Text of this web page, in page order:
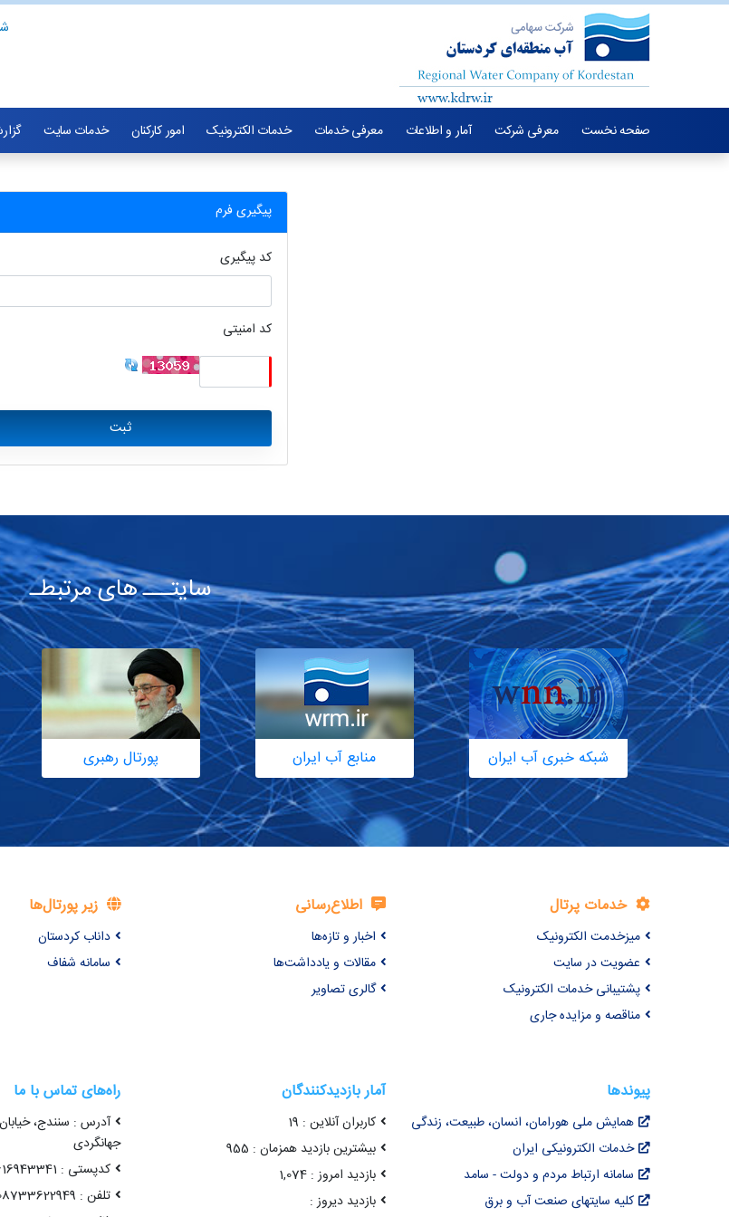
صفحه نخست معرفی شرکت آمار و اطلاعات معرفی خدمات خدمات الکترونیک امور کارکنان خدمات سایت
پیگیری فرم
کد پیگیری
کد امنیتی
ثبت
سایتـــ های مرتبطـ
شبکه خبری آب ایران منابع آب ایران پورتال رهبری
خدمات پرتال
میزخدمت الکترونیک
عضویت در سایت
پشتیبانی خدمات الکترونیک
مناقصه و مزایده جاری
اطلاع‌رسانی
اخبار و تازه‌ها
مقالات و یادداشت‌ها
گالری تصاویر
زیر پورتال‌ها
داناب کردستان
سامانه شفاف
پیوندها
همایش ملی هورامان، انسان، طبیعت، زندگی
خدمات الکترونیکی ایران
سامانه ارتباط مردم و دولت - سامد
کلیه سایتهای صنعت آب و برق
آمار بازدیدکنندگان
کاربران آنلاین : 19
بیشترین بازدید همزمان : 955
بازدید امروز : 1,074
بازدید دیروز :
راه‌های تماس با ما
آدرس : سنندج،
جهانگردی
کدپستی : 6616943341
تلفن : 08733622949-52